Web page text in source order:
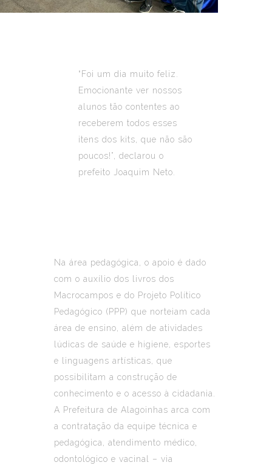
“Foi um dia muito feliz.
Emocionante ver nossos
alunos tão contentes ao
receberem todos esses
itens dos kits, que não são
poucos!”, declarou o
prefeito Joaquim Neto.
Na área pedagógica, o apoio é dado
com o auxílio dos livros dos
Macrocampos e do Projeto Político
Pedagógico (PPP) que norteiam cada
área de ensino, além de atividades
lúdicas de saúde e higiene, esportes
e linguagens artísticas, que
possibilitam a construção de
conhecimento e o acesso à cidadania.
A Prefeitura de Alagoinhas arca com
a contratação da equipe técnica e
pedagógica, atendimento médico,
odontológico e vacinal – via